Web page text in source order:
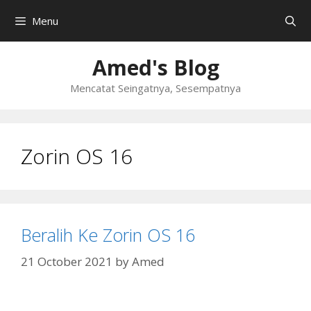
content
Menu
Amed's Blog
Mencatat Seingatnya, Sesempatnya
Zorin OS 16
Beralih Ke Zorin OS 16
21 October 2021 byAmed